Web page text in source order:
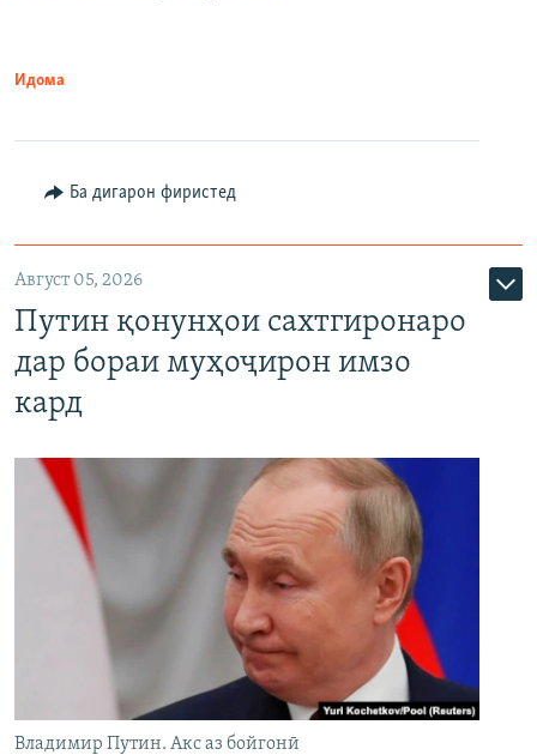
Идома
Ба дигарон фиристед
Август 05, 2026
Путин қонунҳои сахтгиронаро
дар бораи муҳоҷирон имзо
кард
Владимир Путин. Акс аз бойгонӣ